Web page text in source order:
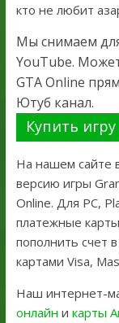
кто не любит
Мы снимаем
YouTube.
GTA Online
Ютуб канал.
Купить игру
На нашем сайте
версию игры
Online. Для PC,
платежные
пополнить счет
картами Visa,
Наш интернет-
онлайн и карты